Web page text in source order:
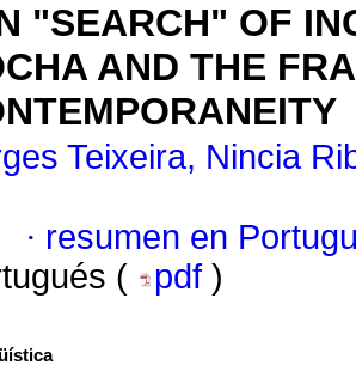
"SEARCH" OF
AND THE
Teixeira, Nincia
· resumen en
(
pdf )